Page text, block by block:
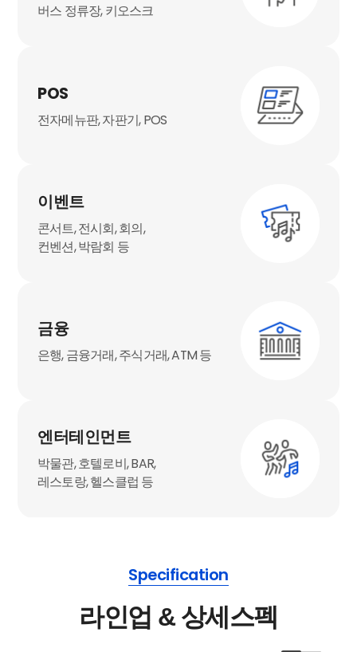
버스 정류장, 키오스크
POS
전자메뉴판, 자판기, POS
이벤트
콘서트, 전시회, 회의,
컨벤션, 박람회 등
금융
은행, 금융거래, 주식거래, ATM 등
엔터테인먼트
박물관, 호텔로비, BAR,
레스토랑, 헬스클럽 등
Specification
라인업 & 상세스펙